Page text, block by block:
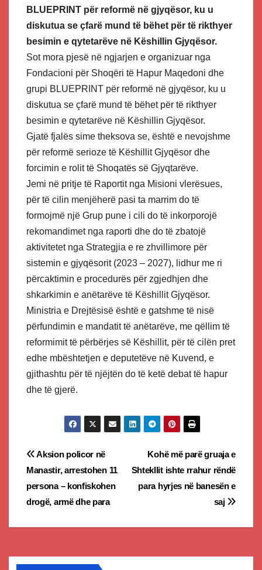
BLUEPRINT për reformë në gjyqësor, ku u
diskutua se çfarë mund të bëhet për të rikthyer
besimin e qytetarëve në Këshillin Gjyqësor.
Sot mora pjesë në ngjarjen e organizuar nga
Fondacioni për Shoqëri të Hapur Maqedoni dhe
grupi BLUEPRINT për reformë në gjyqësor, ku u
diskutua se çfarë mund të bëhet për të rikthyer
besimin e qytetarëve në Këshillin Gjyqësor.
Gjatë fjalës sime theksova se, është e nevojshme
për reformë serioze të Këshillit Gjyqësor dhe
forcimin e rolit të Shoqatës së Gjyqtarëve.
Jemi në pritje të Raportit nga Misioni vlerësues,
për të cilin menjëherë pasi ta marrim do të
formojmë një Grup pune i cili do të inkorporojë
rekomandimet nga raporti dhe do të zbatojë
aktivitetet nga Strategjia e re zhvillimore për
sistemin e gjyqësorit (2023 – 2027), lidhur me ri
përcaktimin e procedurës për zgjedhjen dhe
shkarkimin e anëtarëve të Këshillit Gjyqësor.
Ministria e Drejtësisë është e gatshme të nisë
përfundimin e mandatit të anëtarëve, me qëllim të
reformimit të përbërjes së Këshillit, për të cilën pret
edhe mbështetjen e deputetëve në Kuvend, e
gjithashtu për të njëjtën do të ketë debat të hapur
dhe të gjerë.
Post
navigation
Kohë më parë gruaja e
Shtekllit ishte rrahur rëndë
para hyrjes në banesën e
saj
Aksion policor në
Manastir, arrestohen 11
persona – konfiskohen
drogë, armë dhe para